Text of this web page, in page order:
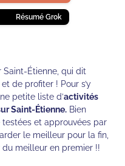
Résumé Grok
Saint-Étienne, qui dit
de profiter ! Pour s’y
petite liste d’activités
Saint-Étienne. Bien
et approuvées par
le meilleur pour la fin,
meilleur en premier !!